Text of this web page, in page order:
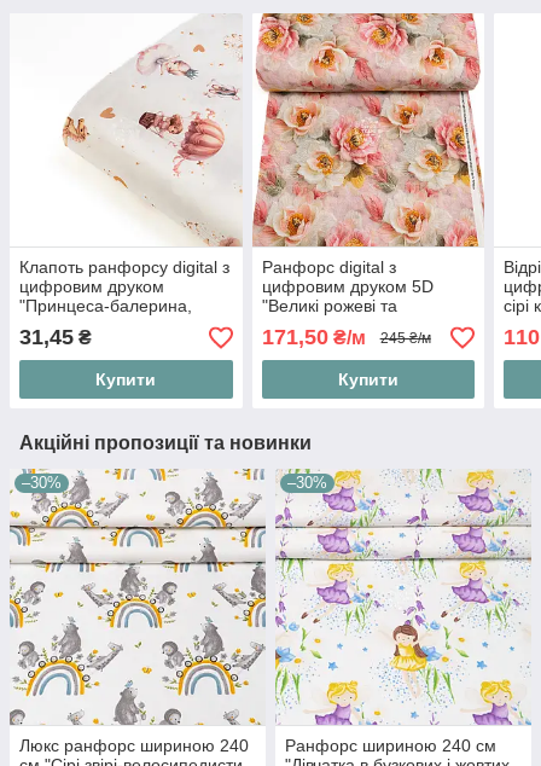
Клапоть ранфорсу digital з
цифровим друком
"Принцеса-балерина,
куля", №5338, розмір
37*120 см
31,45 ₴
Купити
Ранфорс digital з
цифровим друком 5D
"Великі рожеві та
зеленувато-бежеві квіти",
№5543
171,50₴/м 245 ₴/м
Купити
сірі
Акційні пропозиції та новинки
–30%
Люкс ранфорс шириною 240
–30%
Ранфорс шириною 240 см